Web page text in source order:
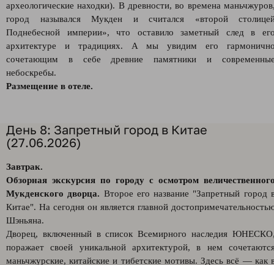
археологические находки). В древности, во времена
город назывался Мукден и считался «второй
Поднебесной империи», что оставило заметный след в
архитектуре и традициях. А мы увидим его
сочетающим в себе древние памятники и
небоскребы.
Размещение в отеле.
День 8: Запретный город в Китае
(27.06.2026)
Завтрак.
Обзорная экскурсия по городу с осмотром
Мукденского дворца. Второе его название "Запретный город
Китае". На сегодня он является главной
Шэньяна.
Дворец, включенный в список Всемирного наследия
поражает своей уникальной архитектурой, в нем
маньчжурские, китайские и тибетские мотивы. Здесь всё — как